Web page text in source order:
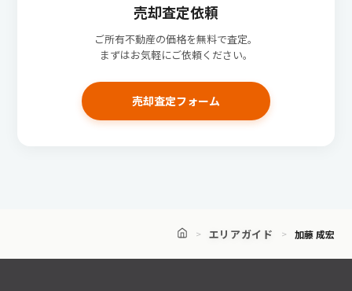
売却査定依頼
ご所有不動産の価格を無料で査定。
まずはお気軽にご依頼ください。
売却査定フォーム
エリアガイド 加藤 成宏